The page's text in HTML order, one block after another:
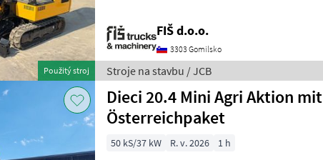
Použitý stroj
FIŠ d.o.o.
3303 Gomilsko
Stroje na stavbu / JCB
Dieci 20.4 Mini Agri Aktion mit
Österreichpaket
50 kS/37 kW R. v. 2026
1 h